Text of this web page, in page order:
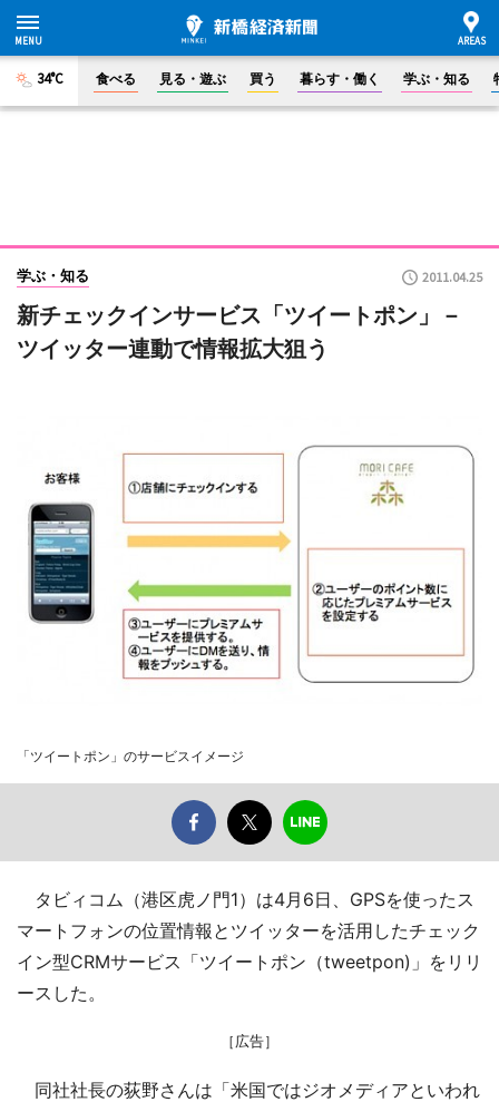
34°C 食べる 見る・遊ぶ 買う 暮らす・働く 学ぶ・知る
学ぶ・知る 2011.04.25
新チェックインサービス「ツイートポン」－
ツイッター連動で情報拡大狙う
「ツイートポン」のサービスイメージ
タビィコム（港区虎ノ門1）は4月6日、GPSを使ったス
マートフォンの位置情報とツイッターを活用したチェック
イン型CRMサービス「ツイートポン（tweetpon)」をリリ
ースした。
［広告］
同社社長の荻野さんは「米国ではジオメディアといわれ